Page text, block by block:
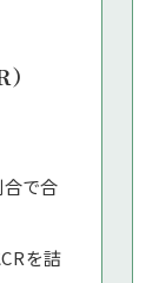
合で合
を詰